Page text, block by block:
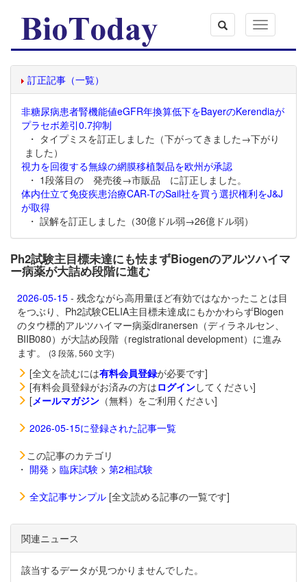
Toggle
navigation
訂正記事（一覧）
非糖尿病患者腎機能値eGFR年換算低下をBayerのKerendiaが
プラセボ差引0.7抑制
・ タイプミスを訂正しました（下がってきました→下がり
ました）
視力を回復する無線の網膜移植製品を欧州が承認
・ 1段落目の 発売後→市販品 に訂正しました。
体内仕立て免疫疾患治療CAR-TのSail社を買う選択権利をJ&J
が取得
・ 誤解を訂正しました（30億ドル弱→26億ドル弱）
Ph2試験主目標未達にも怯まずBiogenのアルツハイマ
ー病薬が大詰め段階に進む
2026-05-15 - 残念ながら高用量ほど有効ではなかったことは目
をつぶり、Ph2試験CELIA主目標未達成にもかかわらずBiogen
のタウ標的アルツハイマー病薬diranersen（ディラネルセン、
BIIB080）が大詰め段階（registrational development）に進み
ます。
(3 段落, 560 文字)
[全文を読むには有料会員登録が必要です]
[有料会員登録がお済みの方はログインしてください]
[メールマガジン （無料）をご利用ください]
2026-05-15に登録された記事一覧
この記事のカテゴリ
・ 開発 > 臨床試験 > 第2相試験
全文記事サンプル [全文読める記事の一覧です]
関連ニュース
該当するデータが見つかりませんでした。